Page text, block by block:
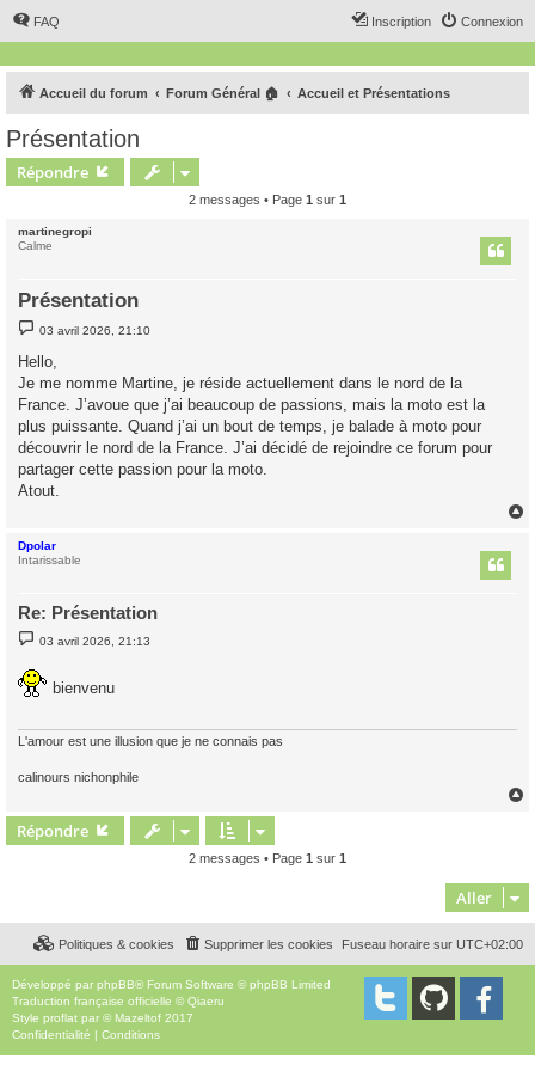
FAQ Connexion
Inscription
Accueil du forum Forum Général 🏠 Accueil et Présentations
Présentation
Répondre
2 messages • Page 1 sur 1
martinegropi
Calme
Présentation
M
e
s
s
a
e
03 avril 2026, 21:10
Hello,
Je me nomme Martine, je réside actuellement dans le nord de la
France. J’avoue que j’ai beaucoup de passions, mais la moto est la
plus puissante. Quand j’ai un bout de temps, je balade à moto pour
découvrir le nord de la France. J’ai décidé de rejoindre ce forum pour
partager cette passion pour la moto.
Atout.
Dpolar
Intarissable
Re: Présentation
M
e
s
a
03 avril 2026, 21:13
bienvenu
L'amour est une illusion que je ne connais pas
calinours nichonphile
Répondre
2 messages • Page 1 sur 1
Aller
Fuseau horaire sur UTC+02:00
Supprimer les cookies
Politiques & cookies
Développé par phpBB® Forum Software © phpBB Limited
Traduction française officielle ©Qiaeru
Style proflat par © Mazeltof 2017
Confidentialité | Conditions